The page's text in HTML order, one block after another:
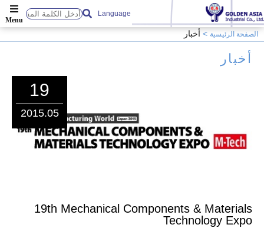
Language
الصفحة الرئيسية أخبار
أخبار
19
2015.05
19th Mechanical Components & Materials
Technology Expo